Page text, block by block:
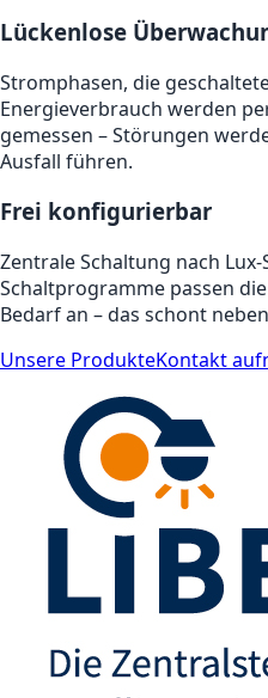
Lückenlose
Stromphasen, die
Energieverbrauch werden
gemessen – Störungen
Ausfall führen.
Frei konfigurierbar
Zentrale Schaltung nach
Schaltprogramme passen
Bedarf an – das schont
Unsere ProdukteKontakt